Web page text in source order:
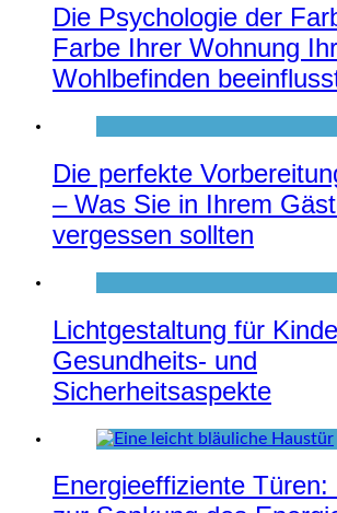
Die Psychologie der
Farbe Ihrer Wohnung Ihr
Wohlbefinden
Die perfekte
– Was Sie in Ihrem
vergessen sollten
Lichtgestaltung für
Gesundheits- und
Sicherheitsaspekte
Energieeffiziente Türen: